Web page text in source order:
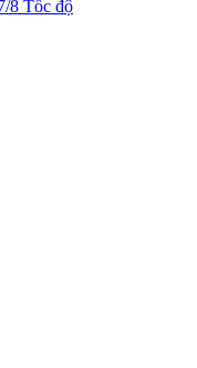
8 Tốc độ